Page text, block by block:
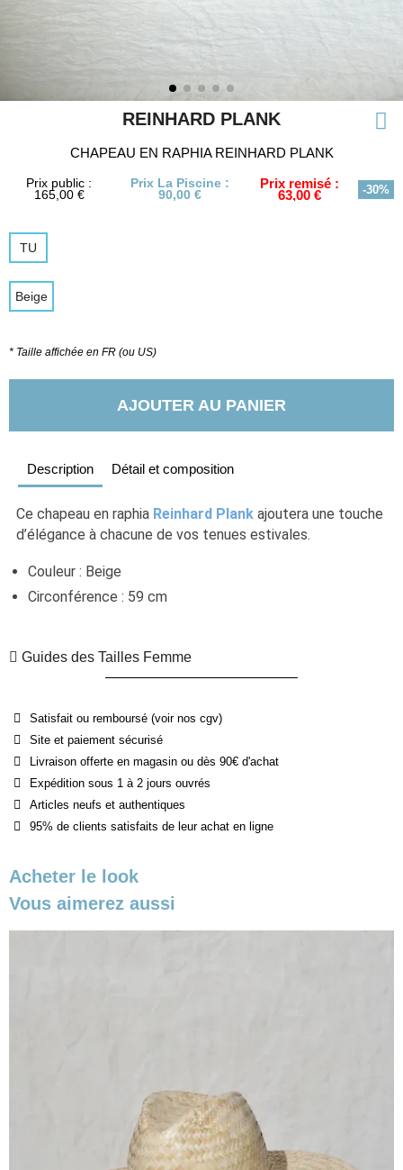
REINHARD PLANK
CHAPEAU EN RAPHIA REINHARD PLANK
Prix public :
165,00 €
Prix La Piscine :
90,00 €
Prix remisé :
63,00 € -30%
TU
Beige
* Taille affichée en FR (ou US)
AJOUTER AU PANIER
Description Détail et composition
Ce chapeau en raphia Reinhard Plank ajoutera une touche
d’élégance à chacune de vos tenues estivales.
Couleur : Beige
Circonférence : 59 cm
Guides des Tailles Femme
Satisfait ou remboursé (voir nos cgv)
Site et paiement sécurisé
Livraison offerte en magasin ou dès 90€ d'achat
Expédition sous 1 à 2 jours ouvrés
Articles neufs et authentiques
95% de clients satisfaits de leur achat en ligne
Acheter le look
Vous aimerez aussi